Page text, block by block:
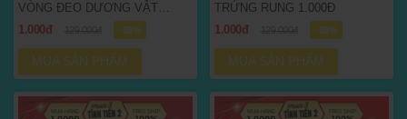
VÒNG ĐEO DƯƠNG VẬT
1.000Đ
1.000đ -99%
MUA SẢN PHẨM
TRỨNG RUNG 1.000Đ
1.000đ
-99%
MUA SẢN PHẨM